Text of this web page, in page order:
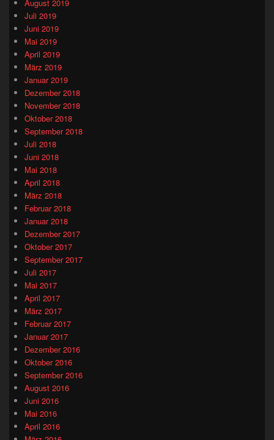
August 2019
Juli 2019
Juni 2019
Mai 2019
April 2019
März 2019
Januar 2019
Dezember 2018
November 2018
Oktober 2018
September 2018
Juli 2018
Juni 2018
Mai 2018
April 2018
März 2018
Februar 2018
Januar 2018
Dezember 2017
Oktober 2017
September 2017
Juli 2017
Mai 2017
April 2017
März 2017
Februar 2017
Januar 2017
Dezember 2016
Oktober 2016
September 2016
August 2016
Juni 2016
Mai 2016
April 2016